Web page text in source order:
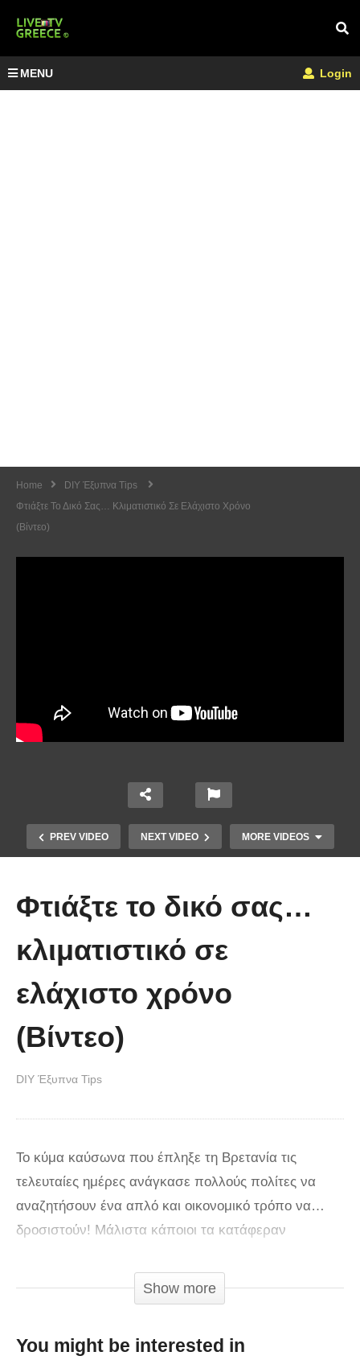
MENU Login
Home
DIY Έξυπνα Tips
Φτιάξτε Το Δικό Σας… Κλιματιστικό Σε Ελάχιστο Χρόνο
(Βίντεο)
PREV VIDEO NEXT VIDEO MORE VIDEOS
λουλούδια στο βάζο.
Φτιάξτε το δικό σας…
κλιματιστικό σε
ελάχιστο χρόνο
(Βίντεο)
DIY Έξυπνα Tips
Το κύμα καύσωνα που έπληξε τη Βρετανία τις
τελευταίες ημέρες ανάγκασε πολλούς πολίτες να
αναζητήσουν ένα απλό και οικονομικό τρόπο να…
δροσιστούν! Μάλιστα κάποιοι τα κατάφεραν
μερικά λεπτά της ώρας!
Show more
You might be interested in